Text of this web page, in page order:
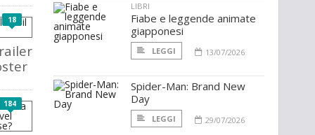
18
184
LIBRI
Fiabe e leggende animate
giapponesi
LEGGI 13/07/2026
Spider-Man: Brand New
Day
LEGGI 29/07/2026